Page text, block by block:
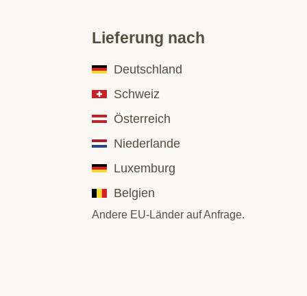
Lieferung nach
Deutschland
Schweiz
Österreich
Niederlande
Luxemburg
Belgien
Andere EU-Länder auf Anfrage.